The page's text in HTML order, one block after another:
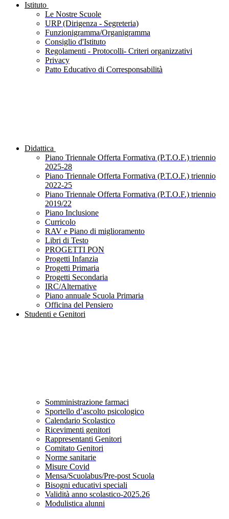
Istituto
Le Nostre Scuole
URP (Dirigenza - Segreteria)
Funzionigramma/Organigramma
Consiglio d'Istituto
Regolamenti - Protocolli- Criteri organizzativi
Privacy
Patto Educativo di Corresponsabilità
Didattica
Piano Triennale Offerta Formativa (P.T.O.F.) triennio
2025-28
Piano Triennale Offerta Formativa (P.T.O.F.) triennio
2022-25
Piano Triennale Offerta Formativa (P.T.O.F.) triennio
2019/22
Piano Inclusione
Curricolo
RAV e Piano di miglioramento
Libri di Testo
PROGETTI PON
Progetti Infanzia
Progetti Primaria
Progetti Secondaria
IRC/Alternative
Piano annuale Scuola Primaria
Officina del Pensiero
Studenti e Genitori
Somministrazione farmaci
Sportello d’ascolto psicologico
Calendario Scolastico
Ricevimenti genitori
Rappresentanti Genitori
Comitato Genitori
Norme sanitarie
Misure Covid
Mensa/Scuolabus/Pre-post Scuola
Bisogni educativi speciali
Validità anno scolastico-2025.26
Modulistica alunni